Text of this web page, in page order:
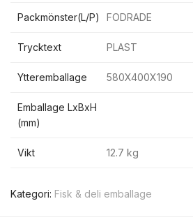
Packmönster(L/P) FODRADE
Trycktext PLAST
Ytteremballage 580X400X190
Emballage LxBxH
(mm)
Vikt 12.7 kg
Kategori: Fisk & deli emballage